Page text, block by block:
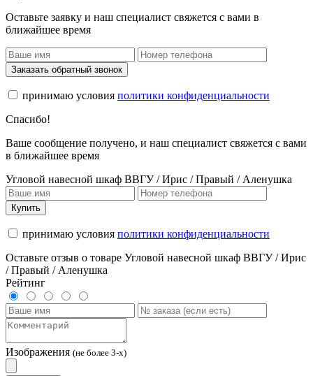
Оставьте заявку и наш специалист свяжется с вами в
ближайшее время
Заказать обратный звонок
принимаю условия политики конфиденциальности
Спасибо!
Ваше сообщение получено, и наш специалист свяжется с вами
в ближайшее время
Угловой навесной шкаф ВВГУ / Ирис / Правый / Аленушка
Купить
принимаю условия политики конфиденциальности
Оставьте отзыв о товаре Угловой навесной шкаф ВВГУ / Ирис
/ Правый / Аленушка
Рейтинг
Изображения (не более 3-х)